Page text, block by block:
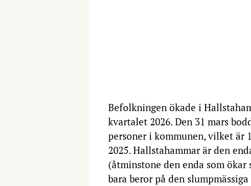
Befolkningen ökade i
kvartalet 2026. Den 31 mars
personer i kommunen, vilket är
2025. Hallstahammar är den
(åtminstone den enda som
bara beror på den